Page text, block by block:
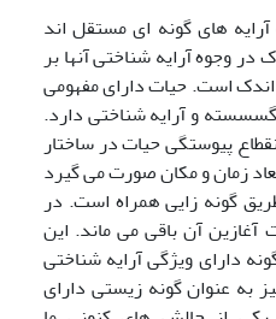
های گونه ای مستقل اند
وجوه آرایه شناختی آنها بر
است. حیات دارای مفهومی
و آرایه شناختی دارد.
پیوستگی حیات در ساختار
زمان و مکان صورت می گیرد
گونه زایی همراه است. در
آن باقی می ماند. این
دارای ویژگی آرایه شناختی
به عنوان گونه زیستی دارای